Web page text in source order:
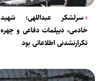
سرلشکر عبداللهی: شهید
خادمی، دیپلمات دفاعی و چهره
تکرارنشدنی اطلاعاتی بود